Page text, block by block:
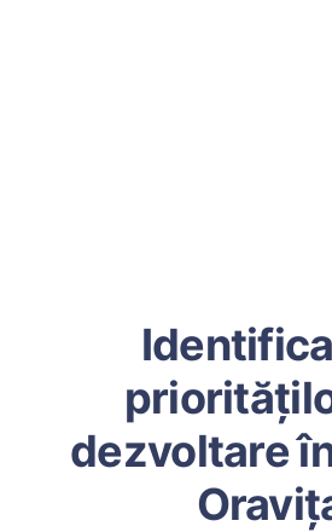
dezvoltare